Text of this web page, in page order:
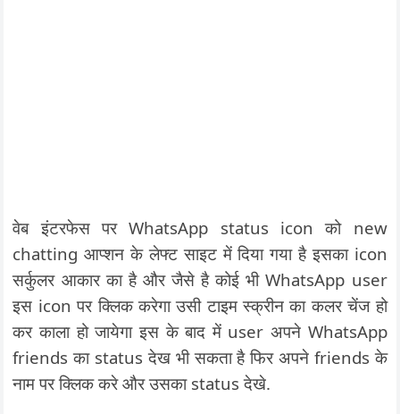
वेब इंटरफेस पर WhatsApp status icon को new
chatting आप्शन के लेफ्ट साइट में दिया गया है इसका icon
सर्कुलर आकार का है और जैसे है कोई भी WhatsApp user
इस icon पर क्लिक करेगा उसी टाइम स्क्रीन का कलर चेंज हो
कर काला हो जायेगा इस के बाद में user अपने WhatsApp
friends का status देख भी सकता है फिर अपने friends के
नाम पर क्लिक करे और उसका status देखे.